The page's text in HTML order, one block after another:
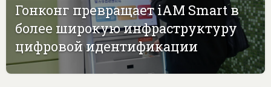
Гонконг превращает iAM Smart в
более широкую инфраструктуру
цифровой идентификации